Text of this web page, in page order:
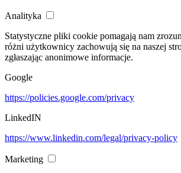
Analityka
Statystyczne pliki cookie pomagają nam
różni użytkownicy zachowują się na naszej
zgłaszając anonimowe informacje.
Google
https://policies.google.com/privacy
LinkedIN
https://www.linkedin.com/legal/privacy-policy
Marketing